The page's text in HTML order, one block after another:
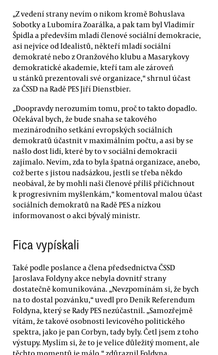
„Z vedení strany nevím o nikom kromě Bohuslava
Sobotky a Lubomíra Zoarálka, a pak tam byl Vladimír
Špidla a především mladí členové sociální demokracie,
asi nejvíce od Idealistů, někteří mladí sociální
demokraté nebo z Oranžového klubu a Masarykovy
demokratické akademie, kteří tam ale zároveň
u stánků prezentovali své organizace,“ shrnul účast
za ČSSD na Radě PES Jiří Dienstbier.
„Doopravdy nerozumím tomu, proč to takto dopadlo.
Očekával bych, že bude snaha se takového
mezinárodního setkání evropských sociálních
demokratů účastnit v maximálním počtu, a asi by se
našlo dost lidí, které by to v sociální demokracii
zajímalo. Nevím, zda to byla špatná organizace, anebo,
což berte s jistou nadsázkou, jestli se třeba někdo
neobával, že by mohli naši členové příliš přičichnout
k progresivním myšlenkám,“ komentoval malou účast
sociálních demokratů na Radě PES a nízkou
informovanost o akci bývalý ministr.
Fica vypískali
Také podle poslance a člena předsednictva ČSSD
Jaroslava Foldyny akce nebyla dovnitř strany
dostatečně komunikována. „Nevzpomínám si, že bych
na to dostal pozvánku,“ uvedl pro Deník Referendum
Foldyna, který se Rady PES nezúčastnil. „Samozřejmě
vítám, že takové osobnosti levicového politického
spektra, jako je pan Corbyn, tady byly. Četl jsem z toho
výstupy. Myslím si, že to je velice důležitý moment, ale
těchto momentů je málo,“ zdůraznil Foldyna.